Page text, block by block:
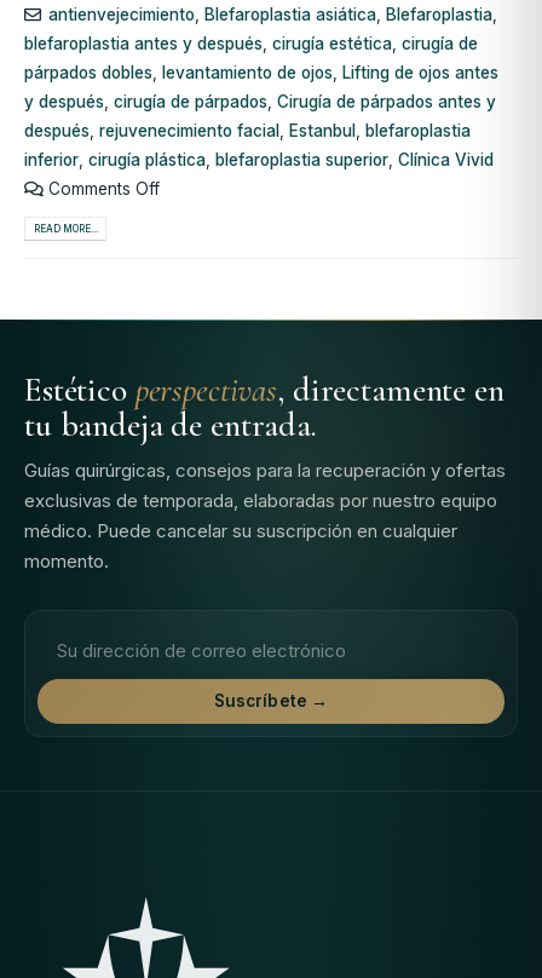
antienvejecimiento Blefaroplastia asiática, Blefaroplastia,
blefaroplastia antes y después cirugía estética cirugía de
párpados dobles
levantamiento de ojos
Lifting de ojos antes
y después cirugía de párpados Cirugía de párpados antes y
después rejuvenecimiento facial Estanbul
blefaroplastia
inferior cirugía plástica blefaroplastia superior Clínica Vivid
Comments Off
READ MORE...
Estético perspectivas, directamente en
tu bandeja de entrada.
Guías quirúrgicas, consejos para la recuperación y ofertas
exclusivas de temporada, elaboradas por nuestro equipo
médico. Puede cancelar su suscripción en cualquier
momento.
Suscríbete →